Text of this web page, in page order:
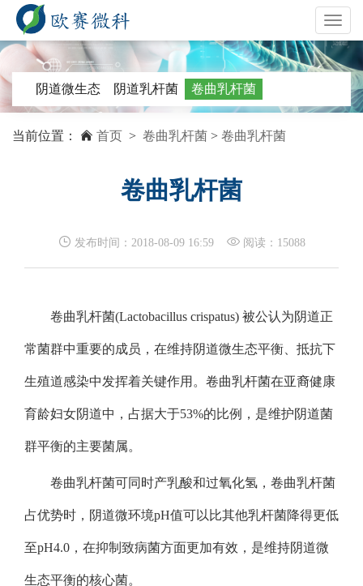
Toggle
阴道微生态 阴道乳杆菌 卷曲乳杆菌
当前位置： 首页 > 卷曲乳杆菌 > 卷曲乳杆菌
卷曲乳杆菌
发布时间：2018-08-09 16:59 阅读：15088
卷曲乳杆菌(Lactobacillus crispatus) 被公认为阴道正
常菌群中重要的成员，在维持阴道微生态平衡、抵抗下
生殖道感染中发挥着关键作用。卷曲乳杆菌在亚裔健康
育龄妇女阴道中，占据大于53%的比例，是维护阴道菌
群平衡的主要菌属。
卷曲乳杆菌可同时产乳酸和过氧化氢，卷曲乳杆菌
占优势时，阴道微环境pH值可以比其他乳杆菌降得更低
至pH4.0，在抑制致病菌方面更加有效，是维持阴道微
生态平衡的核心菌。